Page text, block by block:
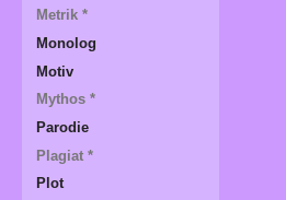
Metrik *
Monolog
Motiv
Mythos *
Parodie
Plagiat *
Plot